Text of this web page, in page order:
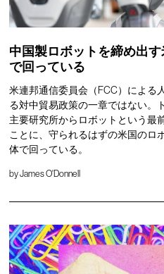
中国製ロボットを締め出
で回っている
米連邦通信委員会（FCC）による
る対中貿易政策の一章ではない。
主要研究所からロボットという最
ことに、守られるはずの米国のロ
体で回っている。
byJames O'Donnell